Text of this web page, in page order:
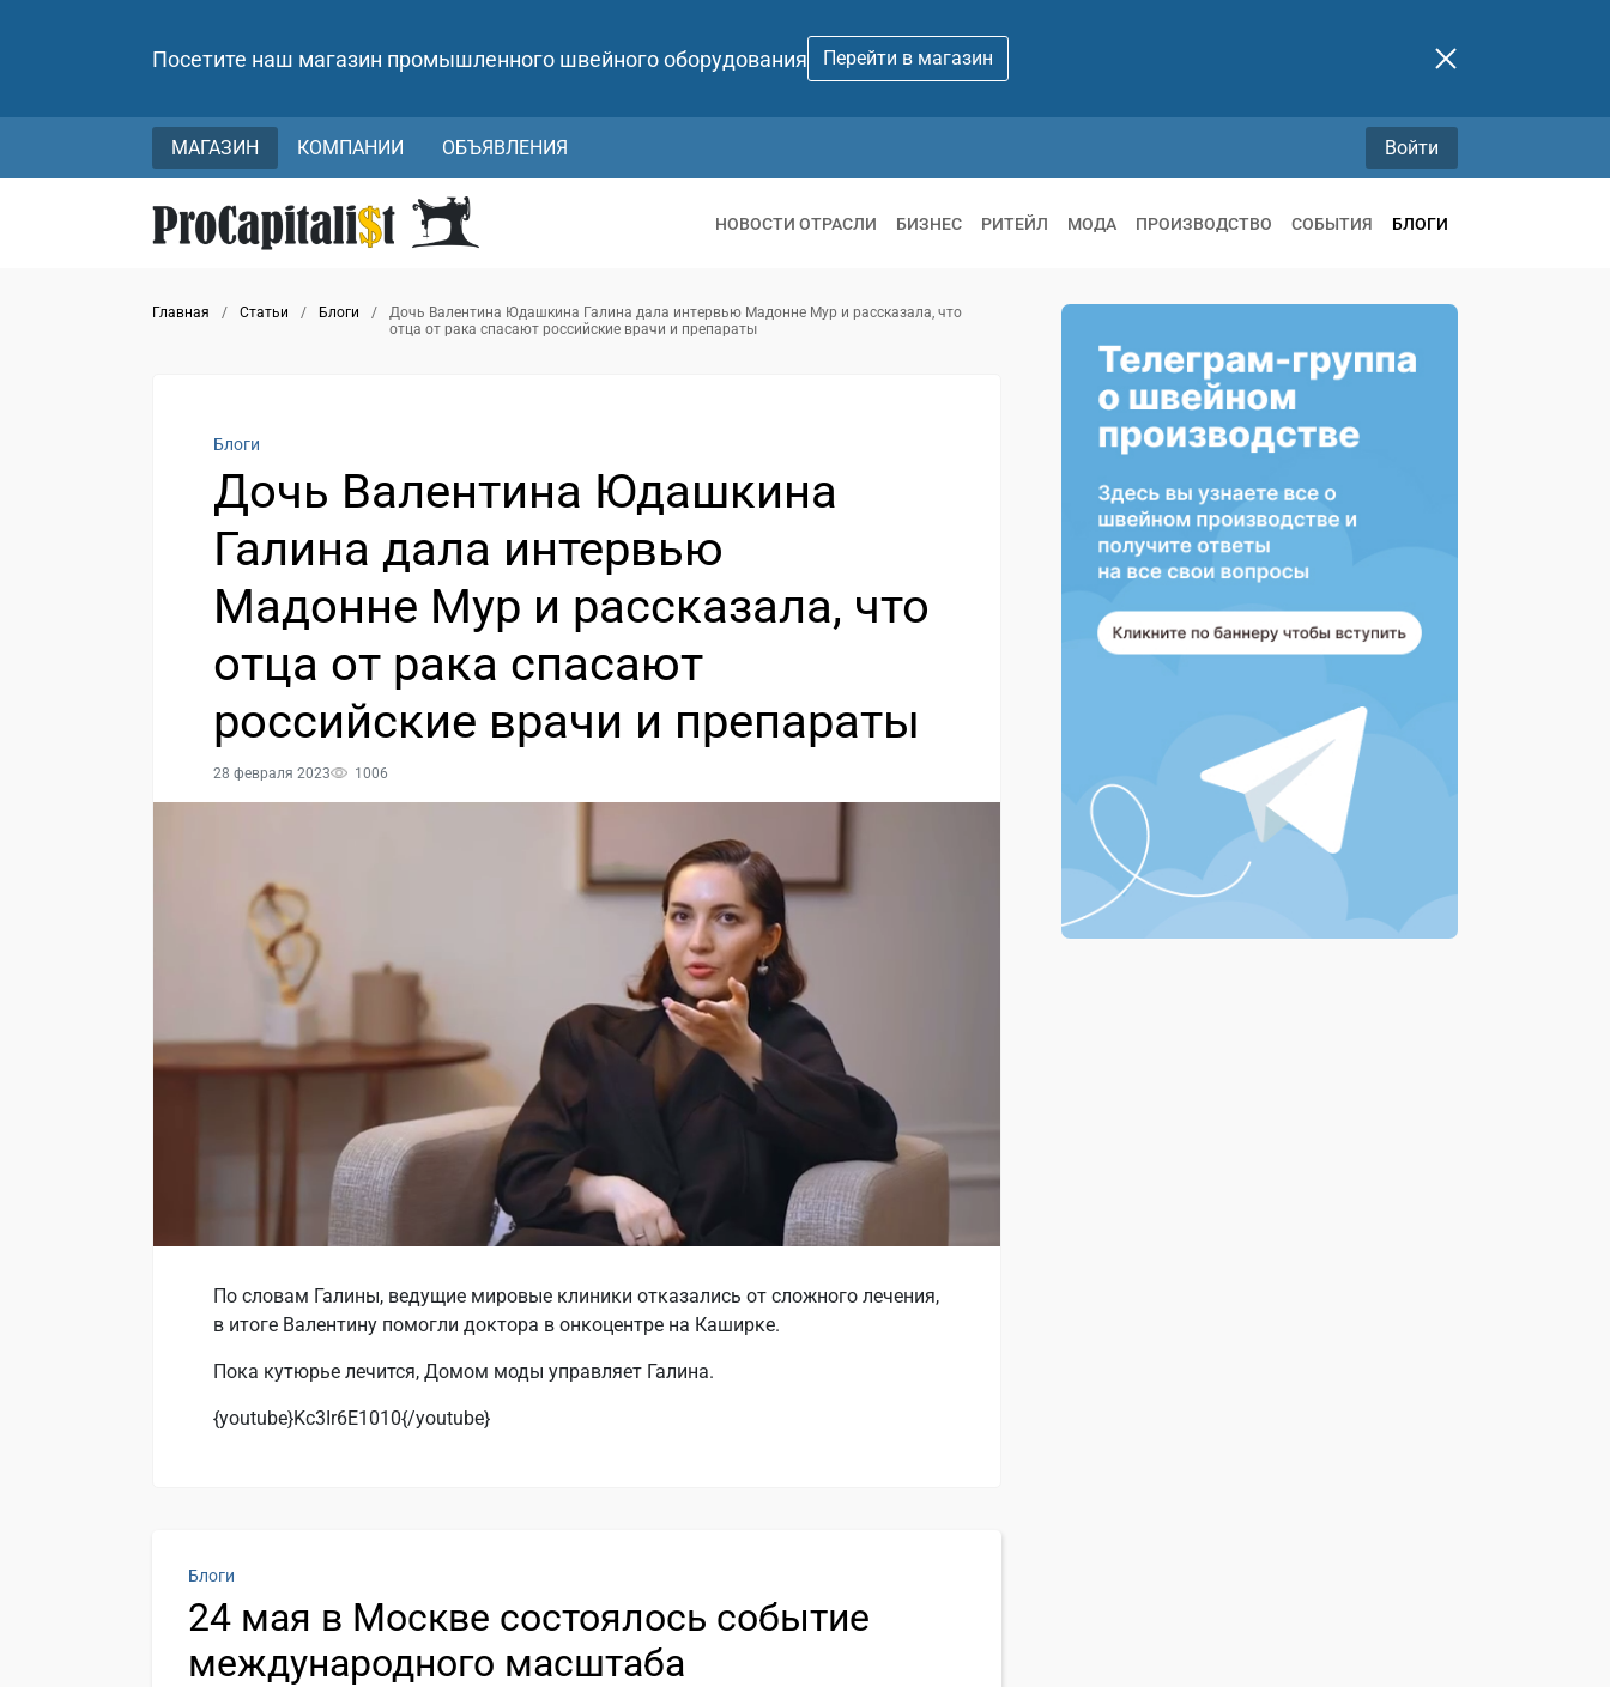
Посетите наш магазин промышленного швейного оборудования Перейти в магазин
МАГАЗИН КОМПАНИИ ОБЪЯВЛЕНИЯ Войти
НОВОСТИ ОТРАСЛИ БИЗНЕС РИТЕЙЛ МОДА ПРОИЗВОДСТВО СОБЫТИЯ БЛОГИ
Главная / Статьи / Блоги /
Дочь Валентина Юдашкина Галина дала интервью Мадонне Мур и рассказала, что
отца от рака спасают российские врачи и препараты
Блоги
Дочь Валентина Юдашкина
Галина дала интервью
Мадонне Мур и рассказала, что
отца от рака спасают
российские врачи и препараты
28 февраля 2023 1006
По словам Галины, ведущие мировые клиники отказались от сложного лечения,
в итоге Валентину помогли доктора в онкоцентре на Каширке.
Пока кутюрье лечится, Домом моды управляет Галина.
{youtube}Kc3Ir6E1010{/youtube}
Блоги
24 мая в Москве состоялось событие
международного масштаба